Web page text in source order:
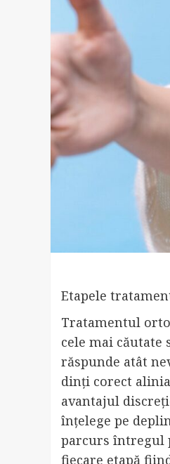
Etapele
Tratamentul
cele mai
răspunde atât
dinți corect
avantajul
înțelege pe
parcurs întregul
fiecare etapă